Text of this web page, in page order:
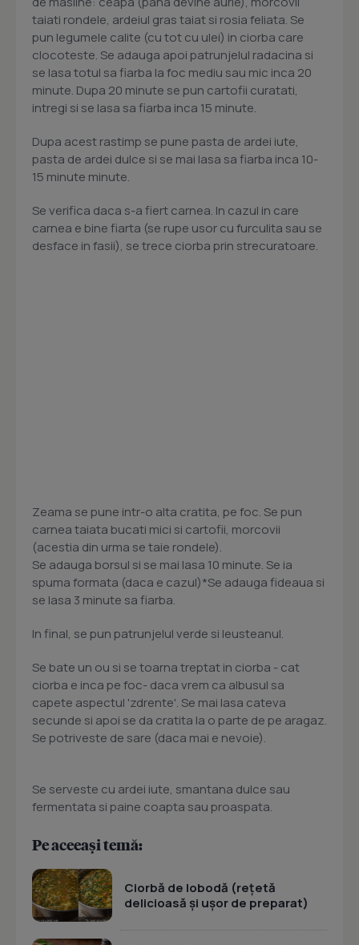
taiati rondele, ardeiul gras taiat si rosia feliata. Se
pun legumele calite (cu tot cu ulei) in ciorba care
clocoteste. Se adauga apoi patrunjelul radacina si
se lasa totul sa fiarba la foc mediu sau mic inca 20
minute. Dupa 20 minute se pun cartofii curatati,
intregi si se lasa sa fiarba inca 15 minute.
Dupa acest rastimp se pune pasta de ardei iute,
pasta de ardei dulce si se mai lasa sa fiarba inca 10-
15 minute minute.
Se verifica daca s-a fiert carnea. In cazul in care
carnea e bine fiarta (se rupe usor cu furculita sau se
desface in fasii), se trece ciorba prin strecuratoare.
Zeama se pune intr-o alta cratita, pe foc. Se pun
carnea taiata bucati mici si cartofii, morcovii
(acestia din urma se taie rondele).
Se adauga borsul si se mai lasa 10 minute. Se ia
spuma formata (daca e cazul)*Se adauga fideaua si
se lasa 3 minute sa fiarba.
In final, se pun patrunjelul verde si leusteanul.
Se bate un ou si se toarna treptat in ciorba - cat
ciorba e inca pe foc- daca vrem ca albusul sa
capete aspectul 'zdrente'. Se mai lasa cateva
secunde si apoi se da cratita la o parte de pe aragaz.
Se potriveste de sare (daca mai e nevoie).
Se serveste cu ardei iute, smantana dulce sau
fermentata si paine coapta sau proaspata.
Pe aceeași temă:
Ciorbă de lobodă (rețetă
delicioasă și ușor de preparat)